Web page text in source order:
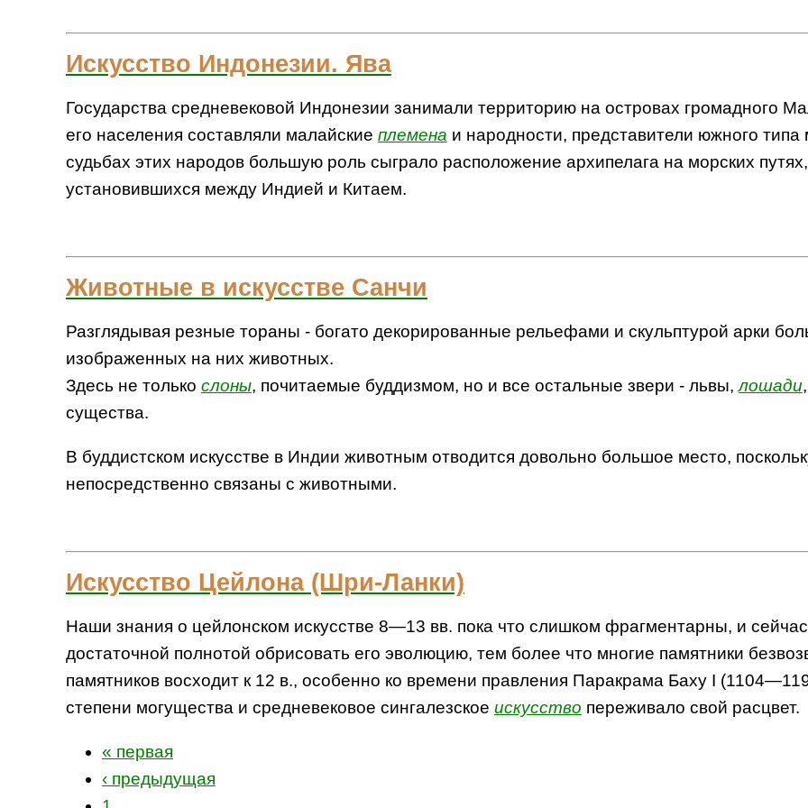
Искусство Индонезии. Ява
Государства средневековой Индонезии занимали территорию на островах громадного
его населения составляли малайские племена и народности, представители южного
судьбах этих народов большую роль сыграло расположение архипелага на морских
установившихся между Индией и Китаем.
Животные в искусстве Санчи
Разглядывая резные тораны - богато декорированные рельефами и скульптурой арки
изображенных на них животных.
Здесь не только слоны, почитаемые буддизмом, но и все остальные звери - львы,лошади
существа.
В буддистском искусстве в Индии животным отводится довольно большое место,
непосредственно связаны с животными.
Искусство Цейлона (Шри-Ланки)
Наши знания о цейлонском искусстве 8—13 вв. пока что слишком фрагментарны, и
достаточной полнотой обрисовать его эволюцию, тем более что многие памятники
памятников восходит к 12 в., особенно ко времени правления Паракрама Баху I
степени могущества и средневековое сингалезское искусство переживало свой расцвет.
« первая
‹ предыдущая